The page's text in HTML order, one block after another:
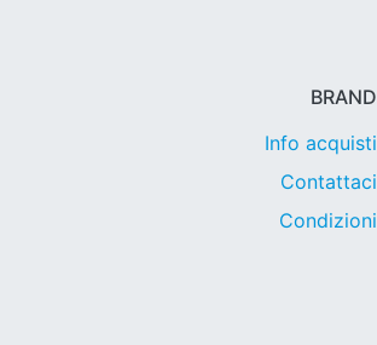
BRAND
Info acquisti
Contattaci
Condizioni